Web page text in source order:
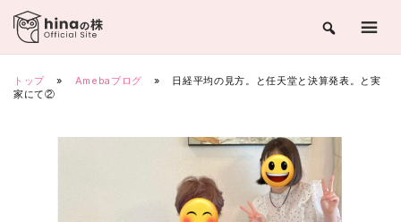
Skip
content
トップ » Amebaブログ »
日経平均の見方。と任天堂と決算発表。と実
家にて②